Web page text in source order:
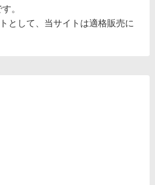
。
として、当サイトは適格販売に